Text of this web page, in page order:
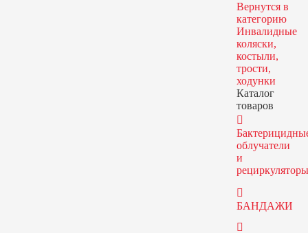
Вернутся в
категорию
Инвалидные
коляски,
костыли,
трости,
ходунки
Каталог
товаров
облучатели
и
рециркуляторы
БАНДАЖИ